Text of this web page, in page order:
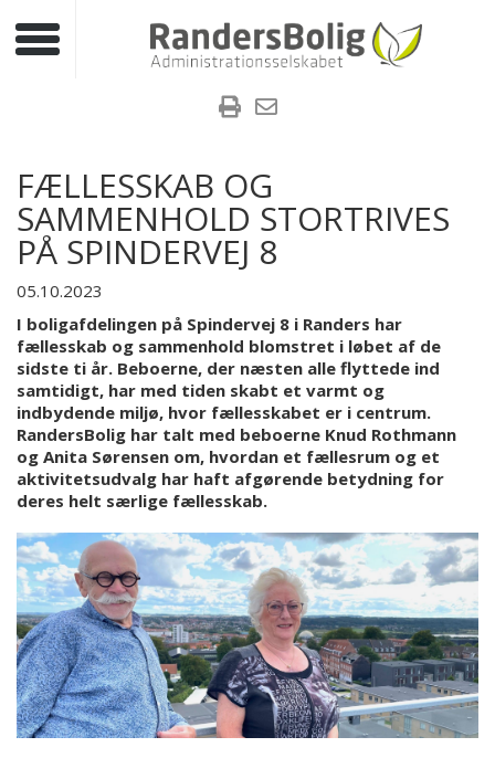
Toggle navigation
FÆLLESSKAB OG
SAMMENHOLD STORTRIVES
PÅ SPINDERVEJ 8
05.10.2023
I boligafdelingen på Spindervej 8 i Randers har
fællesskab og sammenhold blomstret i løbet af de
sidste ti år. Beboerne, der næsten alle flyttede ind
samtidigt, har med tiden skabt et varmt og
indbydende miljø, hvor fællesskabet er i centrum.
RandersBolig har talt med beboerne Knud Rothmann
og Anita Sørensen om, hvordan et fællesrum og et
aktivitetsudvalg har haft afgørende betydning for
deres helt særlige fællesskab.